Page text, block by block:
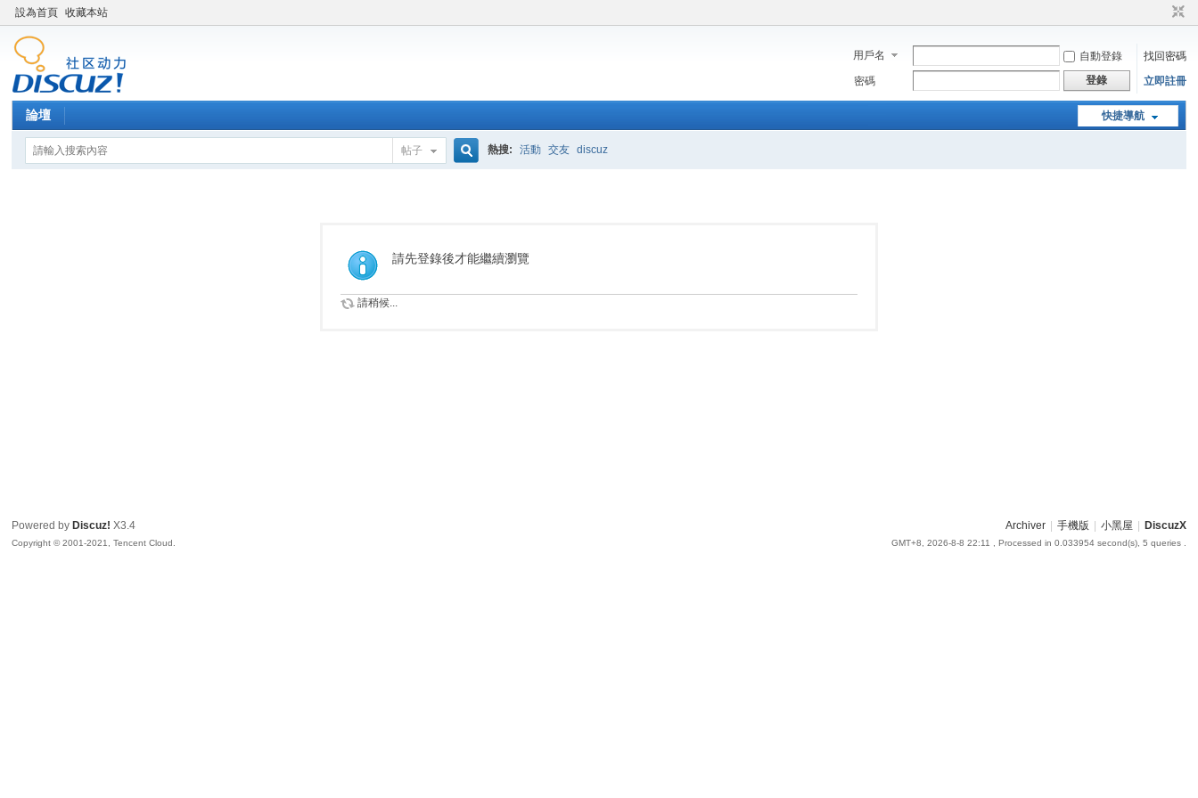
設為首頁 收藏本站
用戶名 自動登錄
找回密碼
密碼
登錄 立即註冊
快捷導航
論壇
帖子
索
熱搜: 活動 交友 discuz
請先登錄後才能繼續瀏覽
請稍候...
Archiver 手機版 小黑屋 DiscuzX
GMT+8, 2026-8-8 22:11 , Processed in 0.033954 second(s), 5 queries .
Powered by Discuz! X3.4
Copyright © 2001-2021, Tencent Cloud.